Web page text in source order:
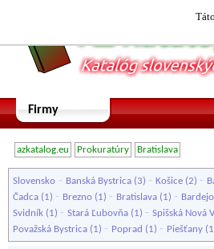
Firmy
azkatalog.eu Prokuratúry Bratislava
Slovensko - Banská Bystrica (3) - Košice (2) -
Čadca (1) - Brezno (1) - Bratislava (1) -
Svidník (1) - Stará Ľubovňa (1) - Spišská Nová
Považská Bystrica (1) - Poprad (1) - Piešťany